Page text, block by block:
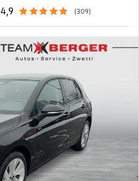
4,9
(309)